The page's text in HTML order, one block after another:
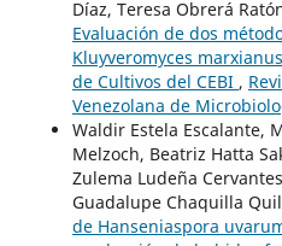
Díaz, Teresa Obrerá
Evaluación de dos
Kluyveromyces
de Cultivos del CEBI ,
Venezolana de
Waldir Estela Escalante,
Melzoch, Beatriz Hatta
Zulema Ludeña
Guadalupe Chaquilla
de Hanseniaspora